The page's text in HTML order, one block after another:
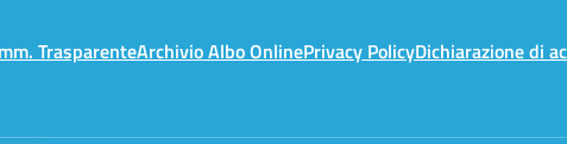
TrasparenteArchivio Albo OnlinePrivacy PolicyDichiarazione di